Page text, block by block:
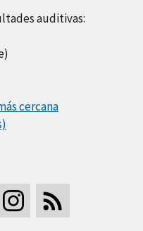
auditivas:
cercana